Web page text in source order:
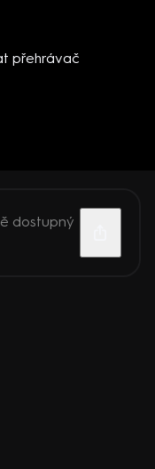
přehrávač
dostupný